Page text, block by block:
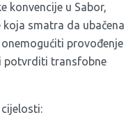
konvencije u Sabor,
smatra da ubačena
provođenje
potvrditi transfobne